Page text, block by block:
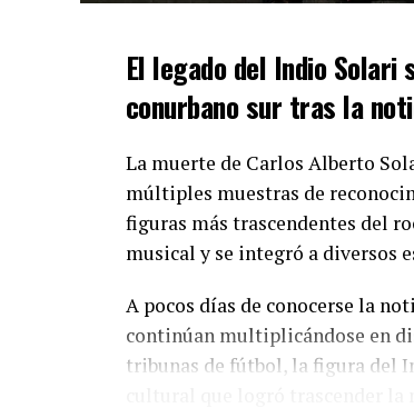
El legado del Indio Solari
conurbano sur tras la
La muerte de Carlos Alberto
múltiples muestras de
figuras más trascendentes del
musical y se integró a diversos
A pocos días de conocerse la
continúan multiplicándose en
tribunas de fútbol, la figura del